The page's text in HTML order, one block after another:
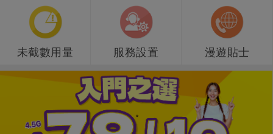
未截數用量 服務設置 漫遊貼士